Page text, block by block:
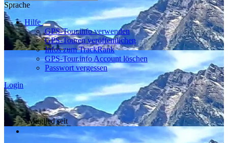
Sprache
Hilfe
GPS-Tour.info verwenden
GPS-Touren veröffentlichen
Infos zum TrackRank
GPS-Tour.info Account löschen
Passwort vergessen
Login
Mitglied seit